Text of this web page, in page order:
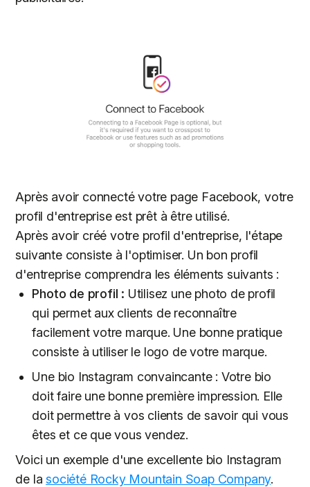
Après avoir connecté votre page Facebook, votre
profil d'entreprise est prêt à être utilisé.
Après avoir créé votre profil d'entreprise, l'étape
suivante consiste à l'optimiser. Un bon profil
d'entreprise comprendra les éléments suivants :
Photo de profil : Utilisez une photo de profil
qui permet aux clients de reconnaître
facilement votre marque. Une bonne pratique
consiste à utiliser le logo de votre marque.
Une bio Instagram convaincante : Votre bio
doit faire une bonne première impression. Elle
doit permettre à vos clients de savoir qui vous
êtes et ce que vous vendez.
Voici un exemple d'une excellente bio Instagram
de lasociété Rocky Mountain Soap Company.